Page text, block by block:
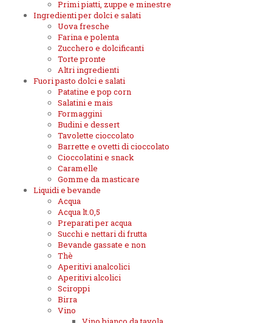
Primi piatti, zuppe e minestre
Ingredienti per dolci e salati
Uova fresche
Farina e polenta
Zucchero e dolcificanti
Torte pronte
Altri ingredienti
Fuori pasto dolci e salati
Patatine e pop corn
Salatini e mais
Formaggini
Budini e dessert
Tavolette cioccolato
Barrette e ovetti di cioccolato
Cioccolatini e snack
Caramelle
Gomme da masticare
Liquidi e bevande
Acqua
Acqua lt.0,5
Preparati per acqua
Succhi e nettari di frutta
Bevande gassate e non
Thè
Aperitivi analcolici
Aperitivi alcolici
Sciroppi
Birra
Vino